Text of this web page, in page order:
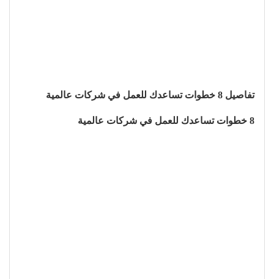
تفاصيل 8 خطوات تساعدك للعمل في شركات عالمية
8 خطوات تساعدك للعمل في شركات عالمية